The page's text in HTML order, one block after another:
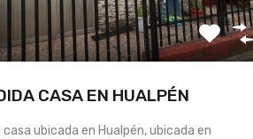
CASA EN HUALPÉN
casa ubicada en Hualpén, ubicada en